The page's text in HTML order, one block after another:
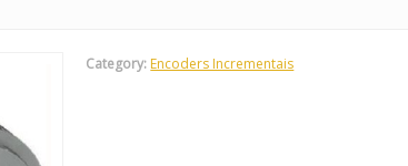
Category: Encoders Incrementais